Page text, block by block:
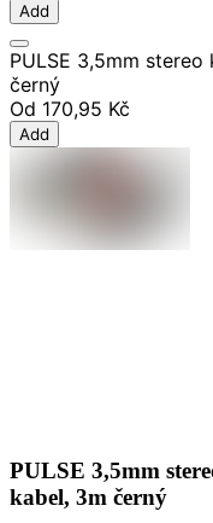
Add
PULSE 3,5mm
černý
Od 170,95 Kč
Add
PULSE 3,5mm
kabel, 3m černý